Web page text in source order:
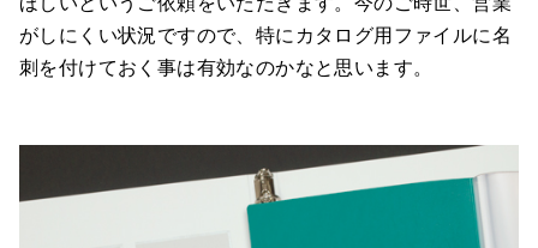
がしにくい状況ですので、特にカタログ用ファイルに名
刺を付けておく事は有効なのかなと思います。